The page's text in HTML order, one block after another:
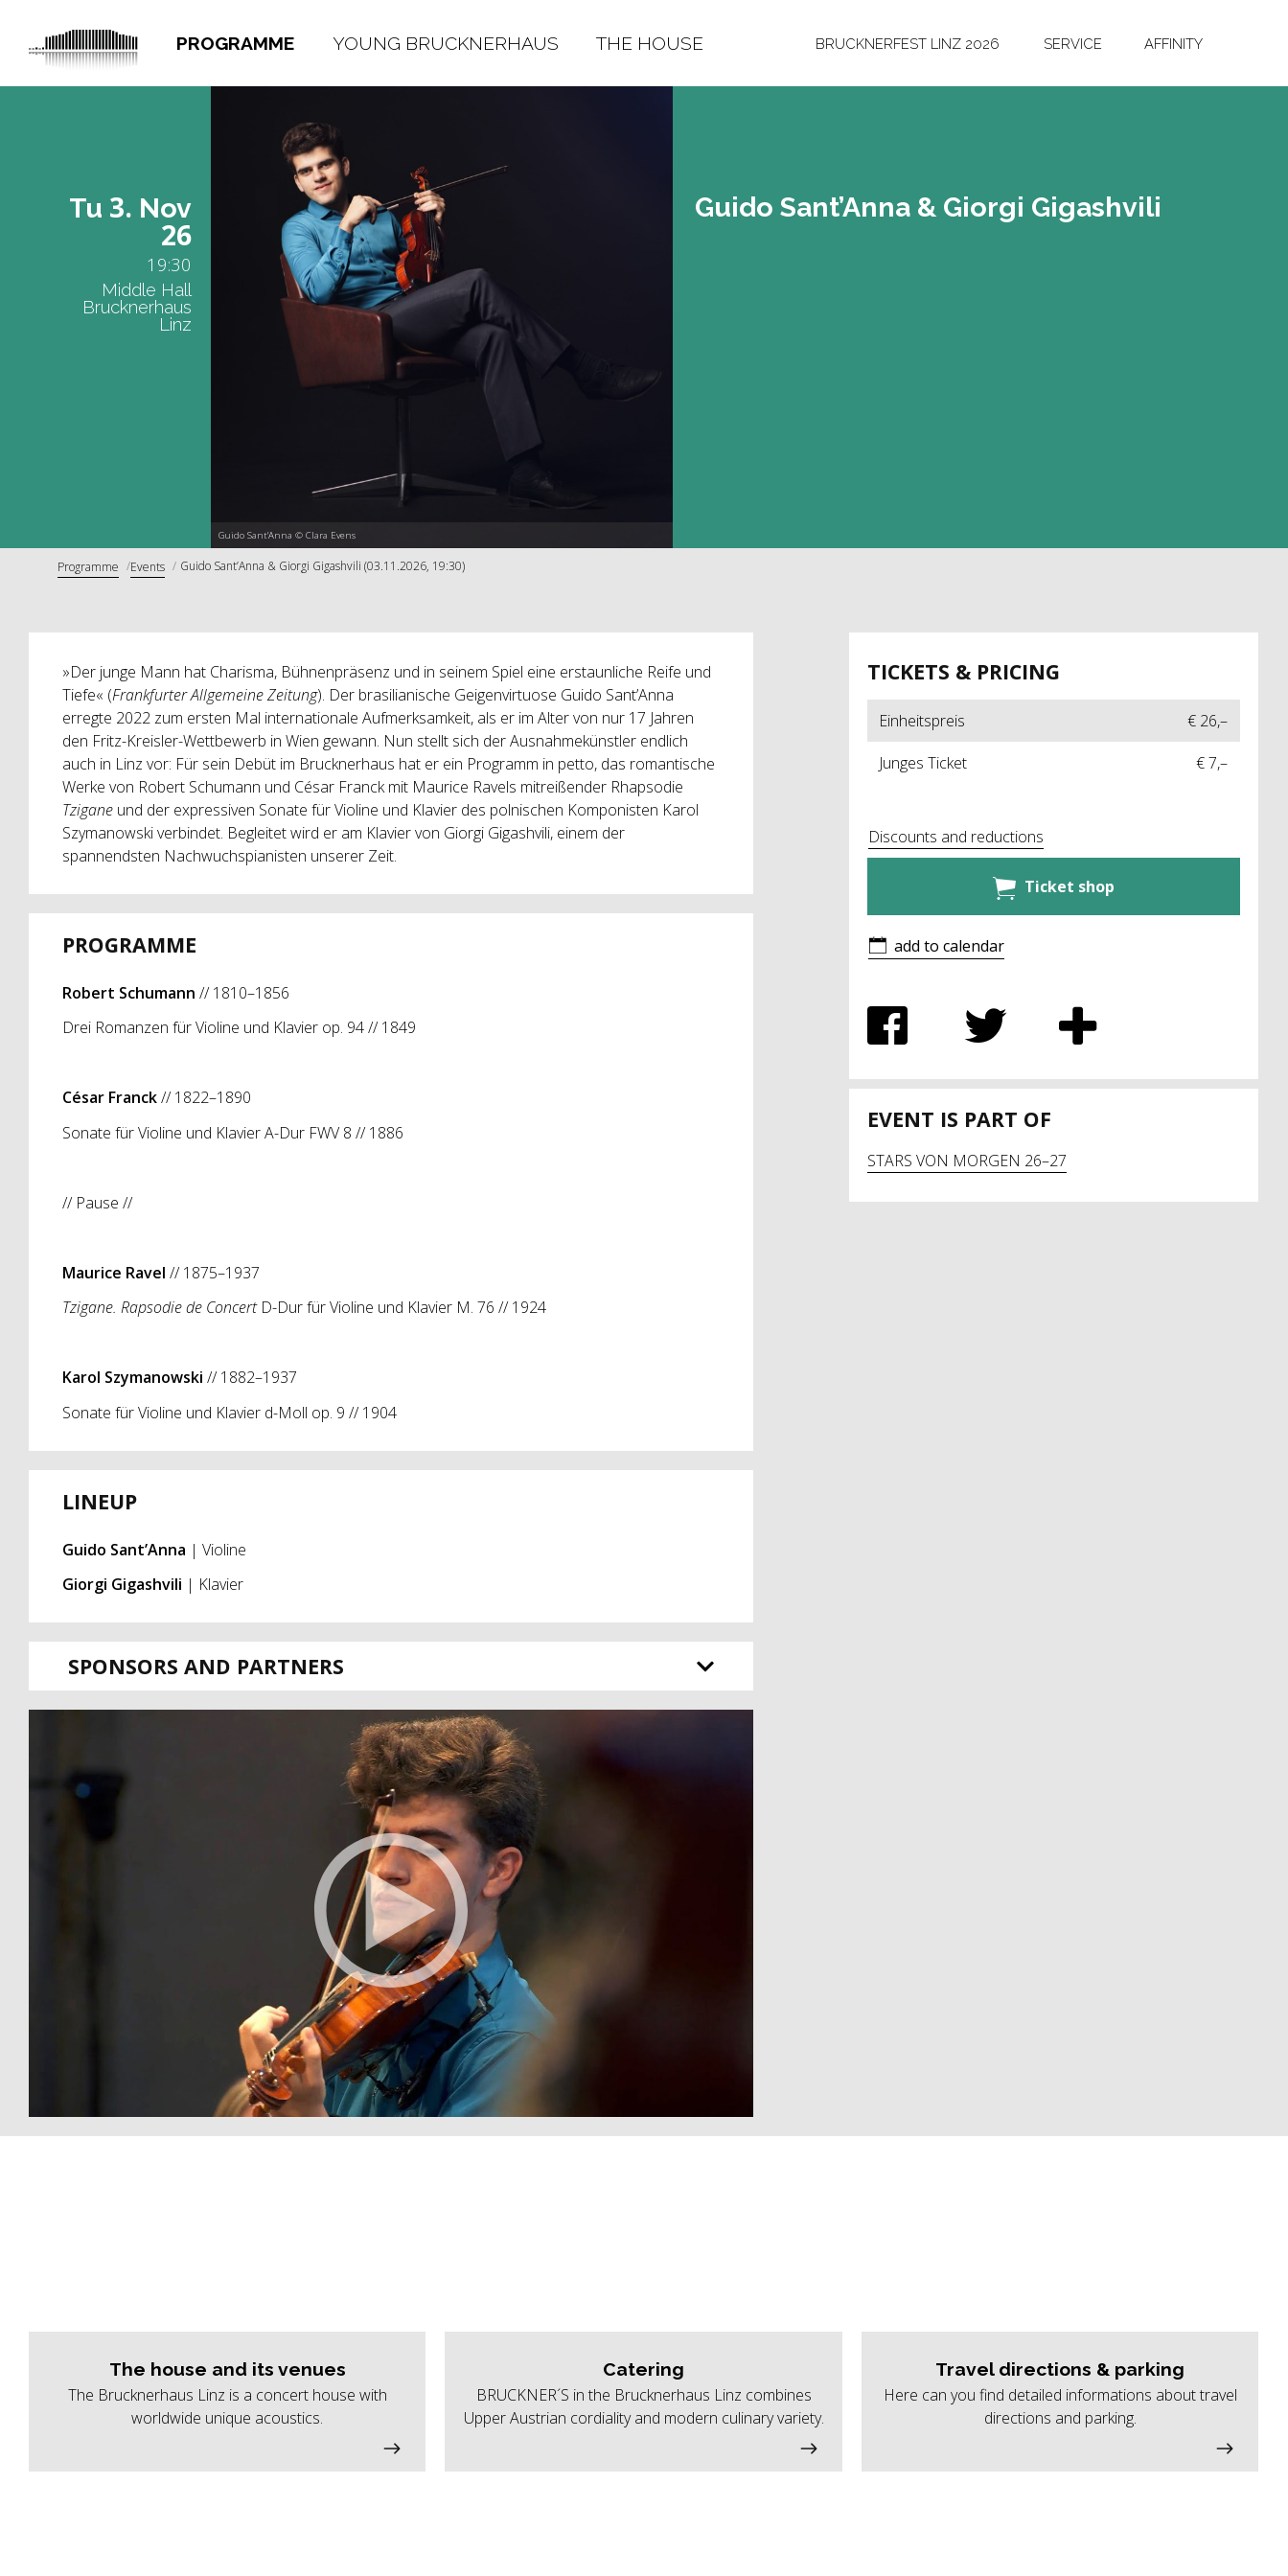
PROGRAMME YOUNG BRUCKNERHAUS THE HOUSE BRUCKNERFEST LINZ 2026 SERVICE AFFINITY
Guido Sant’Anna © Clara Evens
Tu 3. Nov
26
19:30
Middle Hall
Brucknerhaus
Linz
Guido Sant’Anna & Gior­gi Gi­gash­vi­li
Programme Events Guido Sant’Anna & Giorgi Gigashvili (03.11.2026, 19:30)
»Der junge Mann hat Charisma, Bühnenpräsenz und in seinem Spiel eine erstaunliche Reife und
Tiefe« (Frankfurter Allgemeine Zeitung). Der brasilianische Geigenvirtuose Guido Sant’Anna
erregte 2022 zum ersten Mal internationale Aufmerksamkeit, als er im Alter von nur 17 Jahren
den Fritz-Kreisler-Wettbewerb in Wien gewann. Nun stellt sich der Ausnahmekünstler endlich
auch in Linz vor: Für sein Debüt im Brucknerhaus hat er ein Programm in petto, das romantische
Werke von Robert Schumann und César Franck mit Maurice Ravels mitreißender Rhapsodie
Tzigane und der expressiven Sonate für Violine und Klavier des polnischen Komponisten Karol
Szymanowski verbindet. Begleitet wird er am Klavier von Giorgi Gigashvili, einem der
spannendsten Nachwuchspianisten unserer Zeit.
PROGRAMME
Robert Schumann // 1810–1856
Drei Romanzen für Violine und Klavier op. 94 // 1849
César Franck// 1822–1890
Sonate für Violine und Klavier A-Dur FWV 8 // 1886
// Pause //
Maurice Ravel // 1875–1937
Tzigane. Rapsodie de ConcertD-Dur für Violine und Klavier M. 76 // 1924
Karol Szymanowski // 1882–1937
Sonate für Violine und Klavier d-Moll op. 9 // 1904
LINEUP
Guido Sant’Anna | Violine
Giorgi Gigashvili | Klavier
SPONSORS AND PARTNERS
TICKETS & PRICING
Einheitspreis
€ 26,–
Junges Ticket
€ 7,–
Discounts and reductions
Ticket shop
add to calendar
EVENT IS PART OF
STARS VON MORGEN 26–27
The house and its venues
The Brucknerhaus Linz is a concert house with
worldwide unique acoustics.
Catering
BRUCKNER´S in the Brucknerhaus Linz combines
Upper Austrian cordiality and modern culinary variety.
Travel directions & parking
Here can you find detailed informations about travel
directions and parking.